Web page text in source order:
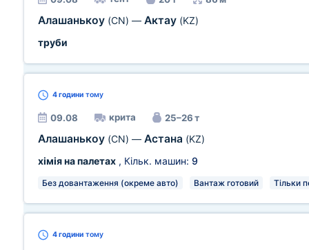
Алашанькоу (CN) — Актау (KZ)
труби
4 години тому
09.08 крита 25–26 т
Алашанькоу (CN) — Астана (KZ)
хімія на палетах , Кільк. машин: 9
Без довантаження (окреме авто) Вантаж готовий Тільки
4 години тому